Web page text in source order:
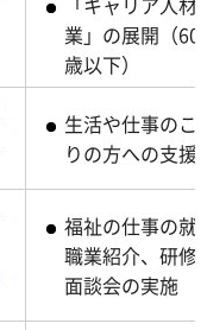
業」の展開（60
歳以下）
生活や仕事のこ
りの方への支援
福祉の仕事の就
職業紹介、研修
面談会の実施